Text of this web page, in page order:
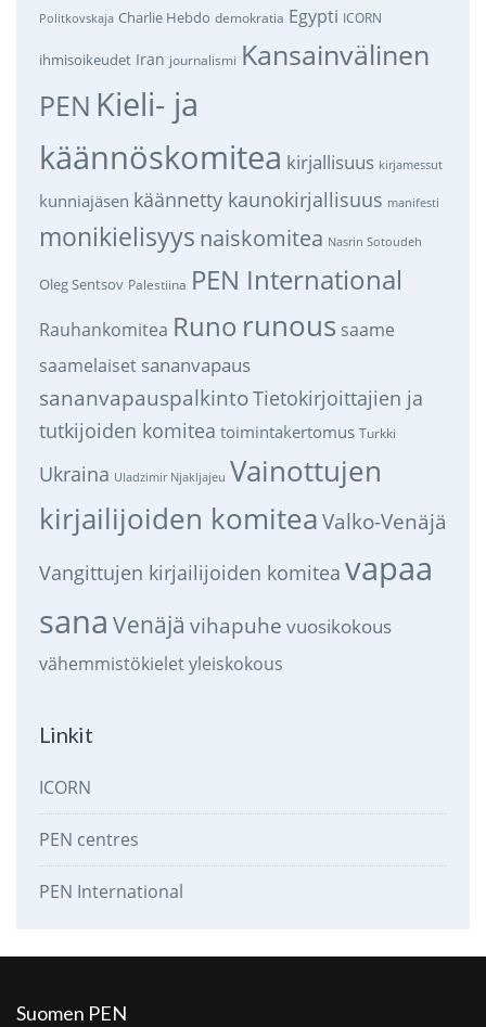
Politkovskaja Charlie Hebdo demokratia Egypti ICORN
ihmisoikeudet Iran journalismi Kansainvälinen
PEN Kieli- ja
käännöskomitea kirjallisuus kirjamessut
kunniajäsen käännetty kaunokirjallisuus manifesti
monikielisyys naiskomitea Nasrin Sotoudeh
Oleg Sentsov Palestiina PEN International
Rauhankomitea Runo runous saame
saamelaiset sananvapaus
sananvapauspalkintoTietokirjoittajien ja
tutkijoiden komitea toimintakertomus Turkki
Ukraina Uladzimir Njakljajeu Vainottujen
kirjailijoiden komitea Valko-Venäjä
Vangittujen kirjailijoiden komitea vapaa
sana Venäjä vihapuhe vuosikokous
vähemmistökieletyleiskokous
Linkit
ICORN
PEN centres
PEN International
Suomen PEN